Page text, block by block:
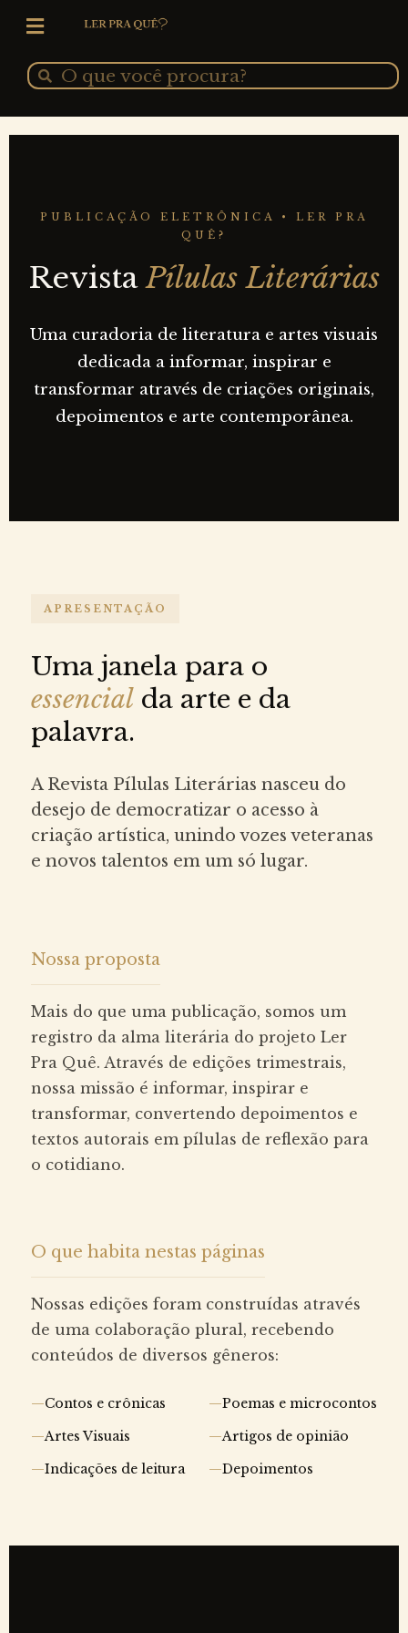
para
conteúdo
Pesquisar
Pesquisar
PUBLICAÇÃO ELETRÔNICA • LER PRA
QUÊ?
RevistaPílulas Literárias
Uma curadoria de literatura e artes visuais
dedicada a informar, inspirar e
transformar através de criações originais,
depoimentos e arte contemporânea.
APRESENTAÇÃO
Uma janela para o
essencial da arte e da
palavra.
A Revista Pílulas Literárias nasceu do
desejo de democratizar o acesso à
criação artística, unindo vozes veteranas
e novos talentos em um só lugar.
Nossa proposta
Mais do que uma publicação, somos um
registro da alma literária do projeto Ler
Pra Quê. Através de edições trimestrais,
nossa missão é informar, inspirar e
transformar, convertendo depoimentos e
textos autorais em pílulas de reflexão para
o cotidiano.
O que habita nestas páginas
Nossas edições foram construídas através
de uma colaboração plural, recebendo
conteúdos de diversos gêneros:
Contos e crônicas
Poemas e microcontos
Artes Visuais
Artigos de opinião
Indicações de leitura
Depoimentos